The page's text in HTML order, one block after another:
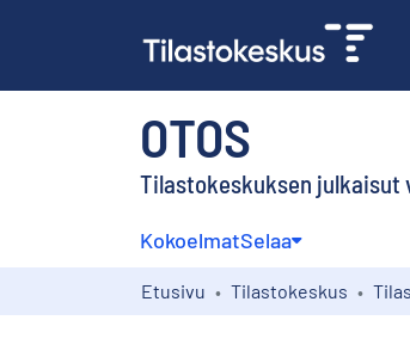
OTOS
Tilastokeskuksen julkaisut
KokoelmatSelaa
Etusivu Tilastokeskus